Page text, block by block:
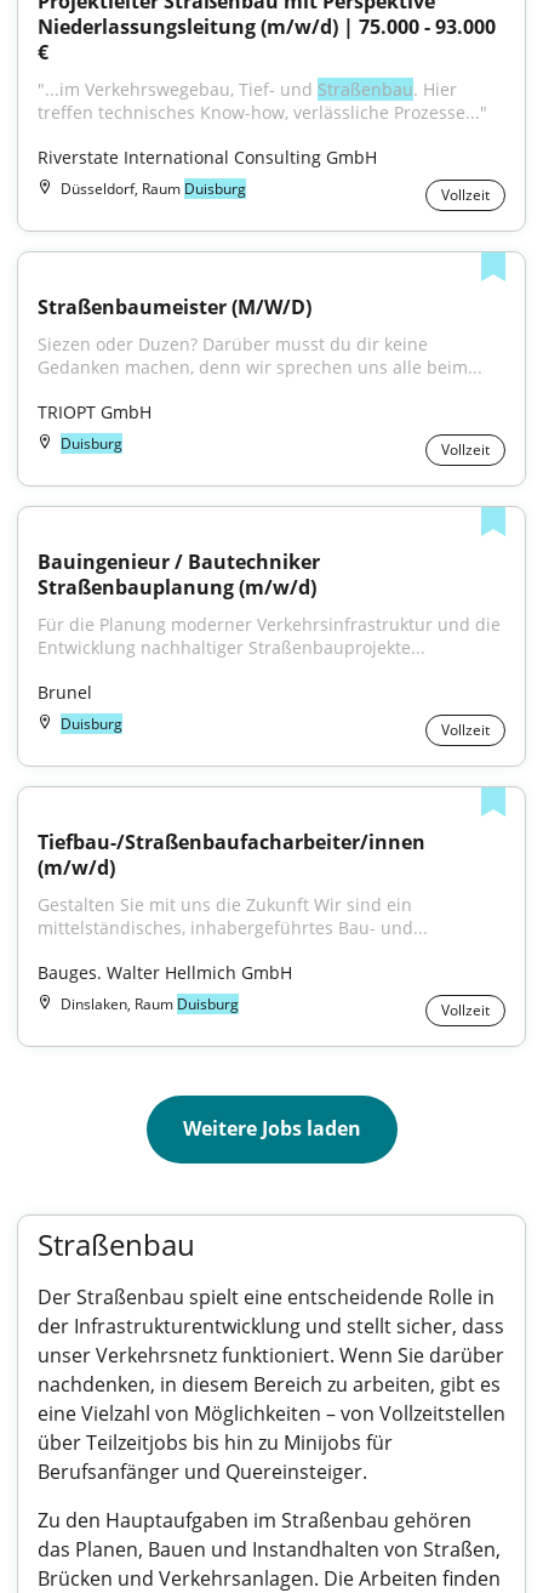
Niederlassungsleitung (m/w/d) | 75.000 - 93.000
€
"...im Verkehrswegebau, Tief- und Straßenbau. Hier
treffen technisches Know-how, verlässliche Prozesse..."
Riverstate International Consulting GmbH
Düsseldorf, Raum Duisburg Vollzeit
Straßenbaumeister (M/W/D)
Siezen oder Duzen? Darüber musst du dir keine
Gedanken machen, denn wir sprechen uns alle beim...
TRIOPT GmbH
Duisburg Vollzeit
Bauingenieur / Bautechniker
Straßenbauplanung (m/w/d)
Für die Planung moderner Verkehrsinfrastruktur und die
Entwicklung nachhaltiger Straßenbauprojekte...
Brunel
Duisburg Vollzeit
Tiefbau-/Straßenbaufacharbeiter/innen
(m/w/d)
Gestalten Sie mit uns die Zukunft Wir sind ein
mittelständisches, inhabergeführtes Bau- und...
Bauges. Walter Hellmich GmbH
Dinslaken, Raum Duisburg Vollzeit
Weitere Jobs laden
Straßenbau
Der Straßenbau spielt eine entscheidende Rolle in
der Infrastrukturentwicklung und stellt sicher, dass
unser Verkehrsnetz funktioniert. Wenn Sie darüber
nachdenken, in diesem Bereich zu arbeiten, gibt es
eine Vielzahl von Möglichkeiten – von Vollzeitstellen
über Teilzeitjobs bis hin zu Minijobs für
Berufsanfänger und Quereinsteiger.
Zu den Hauptaufgaben im Straßenbau gehören
das Planen, Bauen und Instandhalten von Straßen,
Brücken und Verkehrsanlagen. Die Arbeiten finden